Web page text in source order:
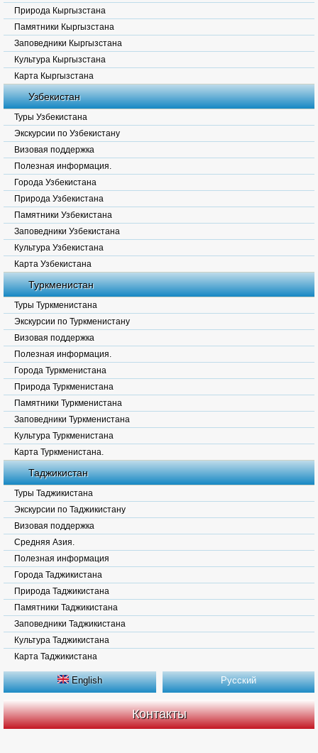
Природа Кыргызстана
Памятники Кыргызстана
Заповедники Кыргызстана
Культура Кыргызстана
Карта Кыргызстана
Узбекистан
Туры Узбекистана
Экскурсии по Узбекистану
Визовая поддержка
Полезная информация.
Города Узбекистана
Природа Узбекистана
Памятники Узбекистана
Заповедники Узбекистана
Культура Узбекистана
Карта Узбекистана
Туркменистан
Туры Туркменистана
Экскурсии по Туркменистану
Визовая поддержка
Полезная информация.
Города Туркменистана
Природа Туркменистана
Памятники Туркменистана
Заповедники Туркменистана
Культура Туркменистана
Карта Туркменистана.
Таджикистан
Туры Таджикистана
Экскурсии по Таджикистану
Визовая поддержка
Средняя Азия.
Полезная информация
Города Таджикистана
Природа Таджикистана
Памятники Таджикистана
Заповедники Таджикистана
Культура Таджикистана
Карта Таджикистана
English Русский
Контакты